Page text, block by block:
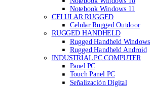
Notebook Windows 11
CELULAR RUGGED
Celular Rugged Outdoor
RUGGED HANDHELD
Rugged Handheld Windows
Rugged Handheld Android
INDUSTRIAL PC COMPUTER
Panel PC
Touch Panel PC
Señalización Digital